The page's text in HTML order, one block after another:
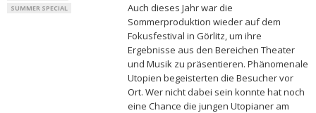
SUMMER SPECIAL
Auch dieses Jahr war die
Sommerproduktion wieder auf dem
Fokusfestival in Görlitz, um ihre
Ergebnisse aus den Bereichen Theater
und Musik zu präsentieren. Phänomenale
Utopien begeisterten die Besucher vor
Ort. Wer nicht dabei sein konnte hat noch
eine Chance die jungen Utopianer am